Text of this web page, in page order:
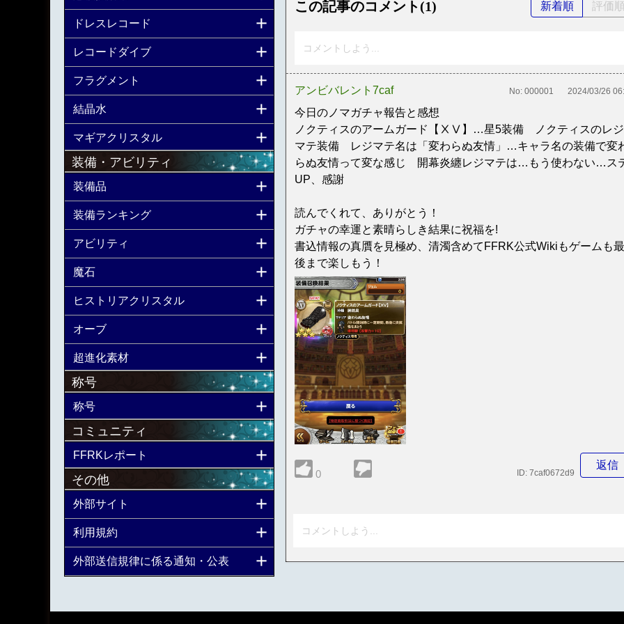
この記事のコメント(1) 新着順 評価順
コメントしよう...
アンビバレント7caf No: 000001 2024/03/26
今日のノマガチャ報告と感想
ノクティスのアームガード【ⅩⅤ】…星5装備 ノクティスのレジ
マテ装備 レジマテ名は「変わらぬ友情」…キャラ名の装備で変
らぬ友情って変な感じ 開幕炎纏レジマテは…もう使わない…ス
UP、感謝
読んでくれて、ありがとう！
ガチャの幸運と素晴らしき結果に祝福を!
書込情報の真贋を見極め、清濁含めてFFRK公式Wikiもゲームも最
後まで楽しもう！
0
返信
ID: 7caf0672d9
コメントしよう...
ドレスレコード
レコードダイブ
フラグメント
結晶水
マギアクリスタル
装備・アビリティ
装備品
装備ランキング
アビリティ
魔石
ヒストリアクリスタル
オーブ
超進化素材
称号
称号
コミュニティ
FFRKレポート
その他
外部サイト
利用規約
外部送信規律に係る通知・公表